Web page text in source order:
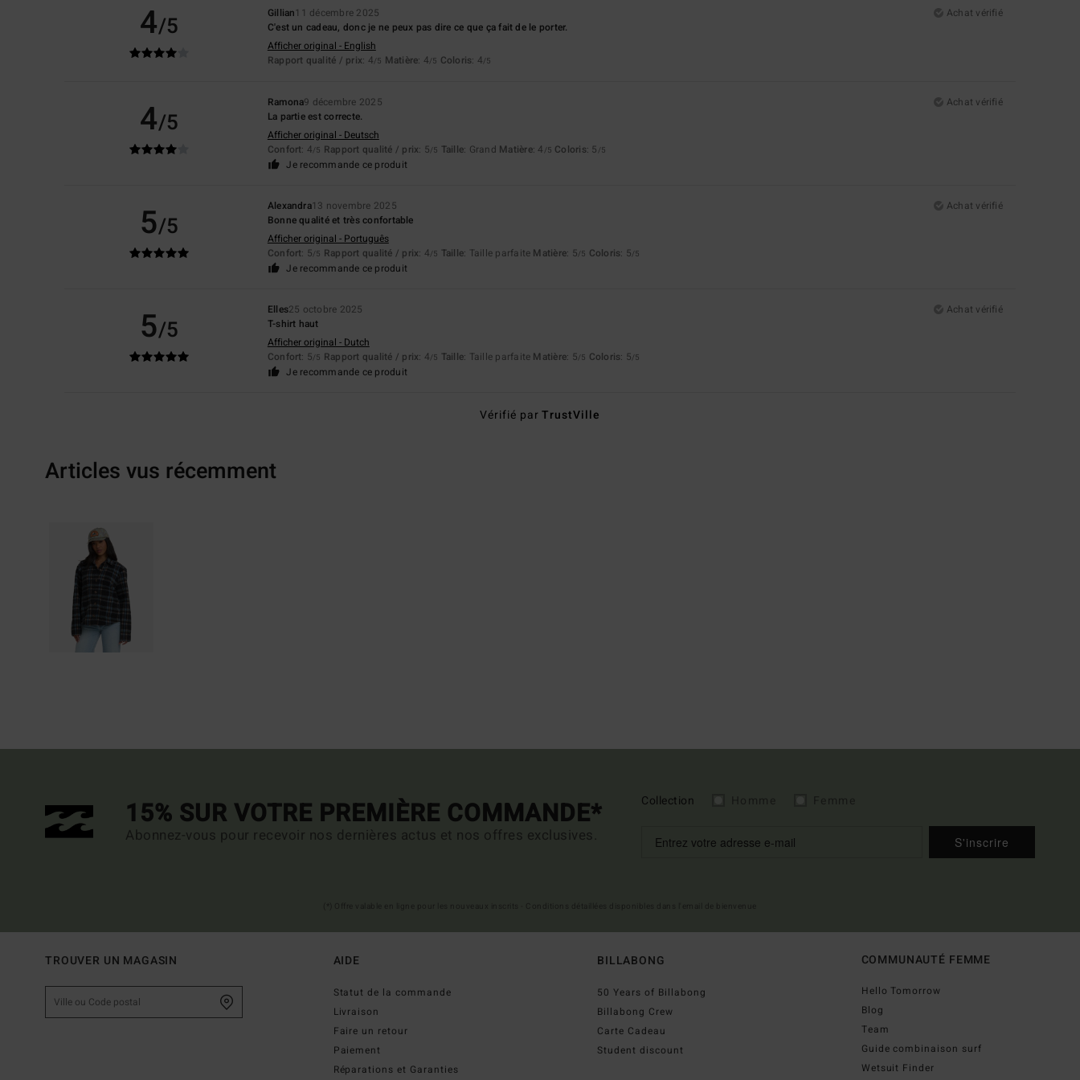
4/5 Gillian11 décembre 2025
Achat vérifié
C'est un cadeau, donc je ne peux pas dire ce que ça fait de le porter.
Afficher original - English
Rapport qualité / prix: 4/5 Matière: 4/5 Coloris: 4/5
4/5
Ramona9 décembre 2025
Achat vérifié
La partie est correcte.
Afficher original - Deutsch
Confort: 4/5 Rapport qualité / prix: 5/5 Taille: Grand Matière: 4 /5 Coloris: 5 /5
Je recommande ce produit
5/5
Alexandra13 novembre 2025
Achat vérifié
Bonne qualité et très confortable
Afficher original - Português
Confort: 5/5 Rapport qualité / prix: 4/5 Taille: Taille parfaite Matière: 5/5 Coloris: 5/5
Je recommande ce produit
5/5
Elles25 octobre 2025
Achat vérifié
T-shirt haut
Afficher original - Dutch
Confort: 5/5 Rapport qualité / prix: 4/5 Taille: Taille parfaite Matière: 5/5 Coloris: 5/5
Je recommande ce produit
Vérifié parTrustVille
Articles vus récemment
15% SUR VOTRE PREMIÈRE COMMANDE*
Abonnez-vous pour recevoir nos dernières actus et nos offres exclusives.
Collection
S'inscrire
TROUVER UN MAGASIN AIDE
Statut de la commande
Livraison
Faire un retour
Paiement
Réparations et Garanties
BILLABONG
50 Years of Billabong
Billabong Crew
Carte Cadeau
Student discount
COMMUNAUTÉ FEMME
Hello Tomorrow
Blog
Team
Guide combinaison surf
Wetsuit Finder